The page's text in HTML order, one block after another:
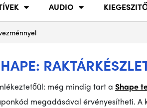
AUDIO
még mindig tart a Shape
megadásával érvényesítheti.